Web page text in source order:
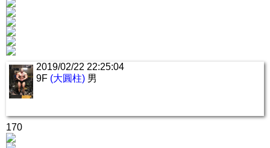
2019/02/22 22:25:04
9F (大圓柱) 男
170